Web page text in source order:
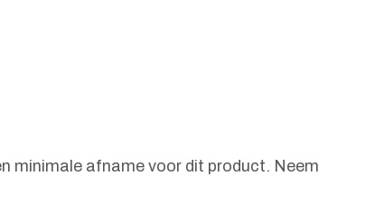
minimale afname voor dit product. Neem